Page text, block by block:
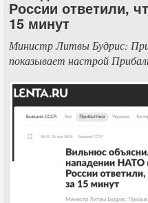
России ответили,
15 минут
Министр Литвы Будрис:
показывает настрой